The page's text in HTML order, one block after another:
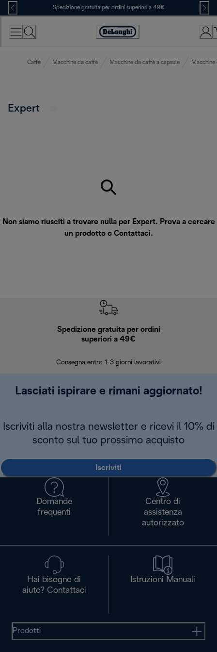
Skip
to
Content
Spedizione gratuita per ordini superiori a 49€
Accessibility
Caffè Macchine da caffè Macchine da caffè a capsule Macchine
Expert
Non siamo riusciti a trovare nulla per Expert. Prova a cercare
un prodotto o Contattaci.
Spedizione gratuita per ordini
superiori a 49€
Consegna entro 1-3 giorni lavorativi
Lasciati ispirare e rimani aggiornato!
Iscriviti alla nostra newsletter e ricevi il 10% di
sconto sul tuo prossimo acquisto
Iscriviti
Domande
frequenti
Centro di
assistenza
autorizzato
Hai bisogno di
aiuto? Contattaci
Istruzioni Manuali
Prodotti